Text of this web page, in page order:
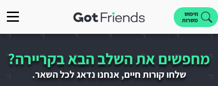
חיפוש
משרות
מחפשים את השלב הבא בקריירה?
שלחו קורות חיים, אנחנו נדאג לכל השאר.